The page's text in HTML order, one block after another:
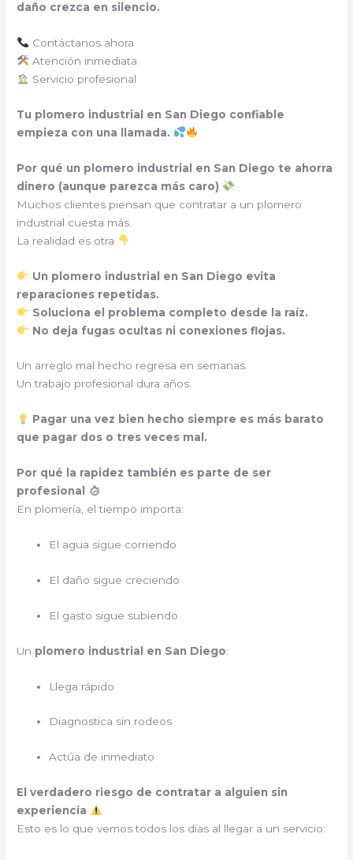
daño crezca en silencio.
Contáctanos ahora
Atención inmediata
Servicio profesional
Tu plomero industrial en San Diego confiable
empieza con una llamada.
Por qué un plomero industrial en San Diego te ahorra
dinero (aunque parezca más caro)
Muchos clientes piensan que contratar a un plomero
industrial cuesta más.
La realidad es otra
Un plomero industrial en San Diego evita
reparaciones repetidas.
Soluciona el problema completo desde la raíz.
No deja fugas ocultas ni conexiones flojas.
Un arreglo mal hecho regresa en semanas.
Un trabajo profesional dura años.
Pagar una vez bien hecho siempre es más barato
que pagar dos o tres veces mal.
Por qué la rapidez también es parte de ser
profesional
En plomería, el tiempo importa:
El agua sigue corriendo
El daño sigue creciendo
El gasto sigue subiendo
Un plomero industrial en San Diego:
Llega rápido
Diagnostica sin rodeos
Actúa de inmediato
El verdadero riesgo de contratar a alguien sin
experiencia
Esto es lo que vemos todos los días al llegar a un servicio: